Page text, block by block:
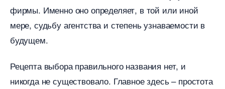
фирмы. Именно оно определяет, в той или иной
мере, судьбу агентства и степень узнаваемости
удущем.
Рецепта выбора правильного названия нет, и
никогда не существовало. Главное здесь – простота